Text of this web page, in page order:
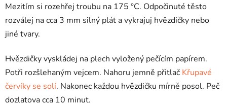
Mezitím si rozehřej troubu na 175 °C. Odpočinuté těsto
rozválej na cca 3 mm silný plát a vykrajuj hvězdičky nebo
jiné tvary.
Hvězdičky vyskládej na plech vyložený pečícím papírem.
Potři rozšlehaným vejcem. Nahoru jemně přitlač Křupavé
červíky se solí. Nakonec každou hvězdičku mírně posol. Peč
dozlatova cca 10 minut.